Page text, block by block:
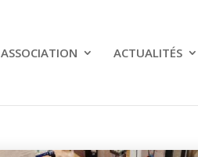
ASSOCIATION ACTUALITÉS